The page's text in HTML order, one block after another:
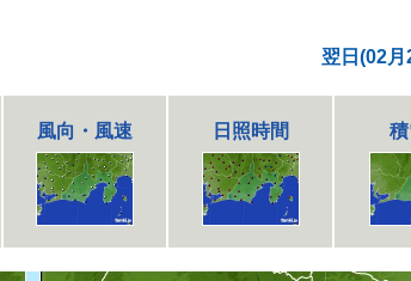
翌日(02月
風向・風速 日照時間